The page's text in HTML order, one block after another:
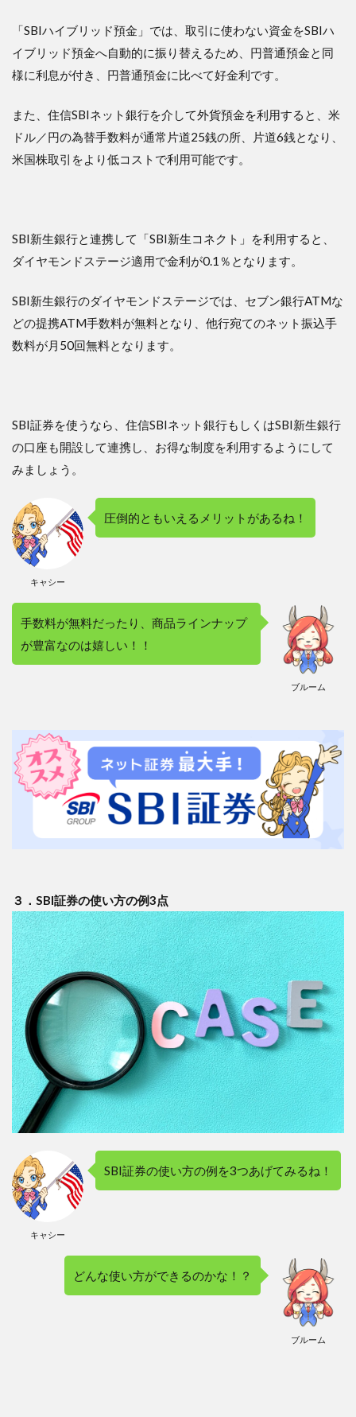
「SBIハイブリッド預金」では、取引に使わない資金をSBIハ
イブリッド預金へ自動的に振り替えるため、円普通預金と同
様に利息が付き、円普通預金に比べて好金利です。
また、住信SBIネット銀行を介して外貨預金を利用すると、米
ドル／円の為替手数料が通常片道25銭の所、片道6銭となり、
米国株取引をより低コストで利用可能です。
SBI新生銀行と連携して「SBI新生コネクト」を利用すると、
ダイヤモンドステージ適用で金利が0.1％となります。
SBI新生銀行のダイヤモンドステージでは、セブン銀行ATMな
どの提携ATM手数料が無料となり、他行宛てのネット振込手
数料が月50回無料となります。
SBI証券を使うなら、住信SBIネット銀行もしくはSBI新生銀行
の口座も開設して連携し、お得な制度を利用するようにして
みましょう。
キャシー
圧倒的ともいえるメリットがあるね！
ブルーム
手数料が無料だったり、商品ラインナップ
が豊富なのは嬉しい！！
３．SBI証券の使い方の例3点
キャシー
SBI証券の使い方の例を3つあげてみるね！
ブルーム
どんな使い方ができるのかな！？